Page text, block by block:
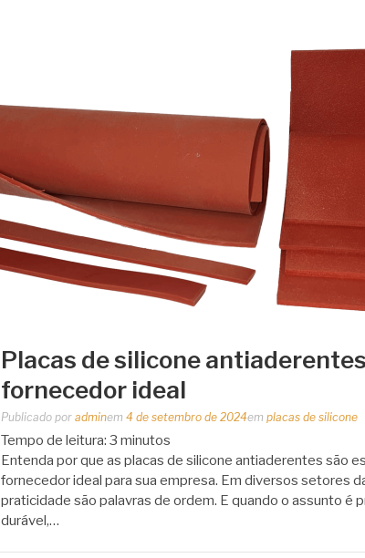
Placas de silicone
fornecedor ideal
Publicado por adminem 4 de setembro de 2024em placas de silicone
Tempo de leitura: 3 minutos
Entenda por que as placas de silicone antiaderentes são
fornecedor ideal para sua empresa. Em diversos setores
praticidade são palavras de ordem. E quando o assunto é
durável,…